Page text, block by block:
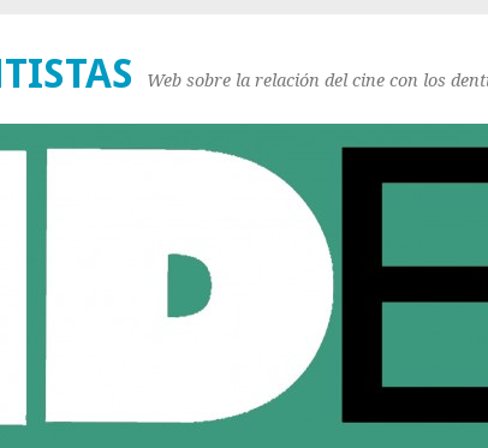
Web sobre la relación del cine con los